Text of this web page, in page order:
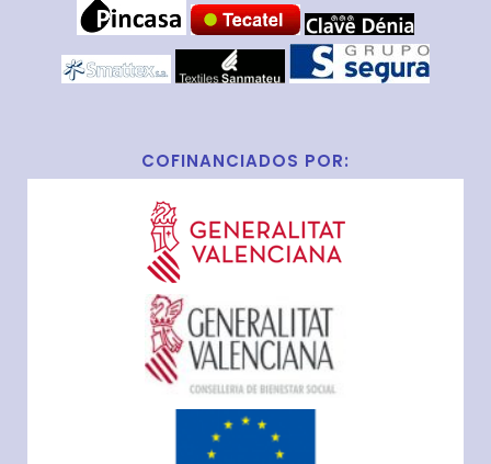
COFINANCIADOS POR: